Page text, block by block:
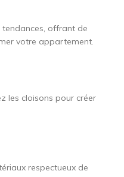
tendances, offrant de
votre appartement.
les cloisons pour créer
respectueux de